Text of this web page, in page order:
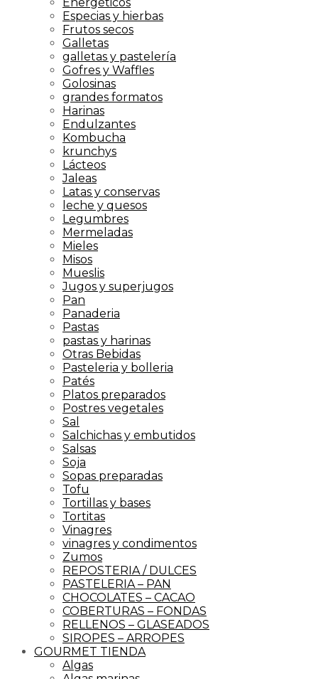
Especias y hierbas
Frutos secos
Galletas
galletas y pastelería
Gofres y Waffles
Golosinas
grandes formatos
Harinas
Endulzantes
Kombucha
krunchys
Lácteos
Jaleas
Latas y conservas
leche y quesos
Legumbres
Mermeladas
Mieles
Misos
Mueslis
Jugos y superjugos
Pan
Panaderia
Pastas
pastas y harinas
Otras Bebidas
Pasteleria y bolleria
Patés
Platos preparados
Postres vegetales
Sal
Salchichas y embutidos
Salsas
Soja
Sopas preparadas
Tofu
Tortillas y bases
Tortitas
Vinagres
vinagres y condimentos
Zumos
REPOSTERIA / DULCES
PASTELERIA – PAN
CHOCOLATES – CACAO
COBERTURAS – FONDAS
RELLENOS – GLASEADOS
SIROPES – ARROPES
GOURMET TIENDA
Algas